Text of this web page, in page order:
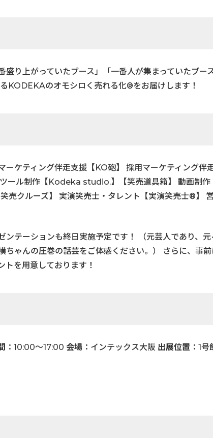
り上がっていたブース」「一番人が集まっていたブー
KODEKAのオモシロく売れる化®をお届けします！
ケティング伴走支援【KO砲】 採用マーケティング伴
ール制作【Kodeka studio.】【笑売道具箱】 動画制
売クルーズ】 実演笑売士・タレント【実演笑売士®】
ンテーションも終日実施予定です！ （元芸人であり、
ゃんの圧巻の話芸をご体感ください。） さらに、事
を用意しております！
：10:00〜17:00 会場 ：インテックス大阪 出展位置 ：1